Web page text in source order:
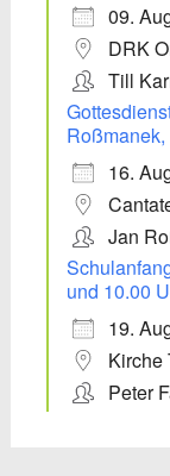
09.
DRK
Till
16.
Jan
und 10.00
19.
Kirche
Peter